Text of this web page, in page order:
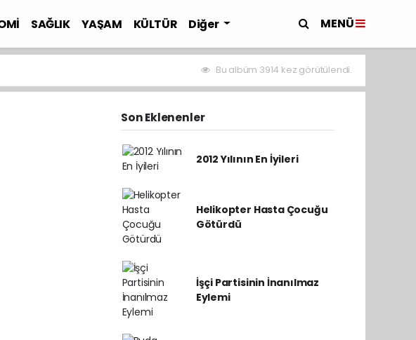
SAĞLIK YAŞAM KÜLTÜR Diğer MENÜ
Bu albüm 3914 kez görütülendi.
Son Eklenenler
2012 Yılının En İyileri
Helikopter Hasta Çocuğu
Götürdü
İşçi Partisinin İnanılmaz
Eylemi